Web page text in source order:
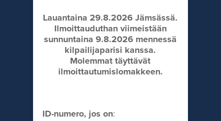
Lauantaina 29.8.2026 Jämsässä.
Ilmoittauduthan viimeistään
sunnuntaina 9.8.2026 mennessä
kilpailijaparisi kanssa.
Molemmat täyttävät
ilmoittautumislomakkeen.
ID-numero, jos on: